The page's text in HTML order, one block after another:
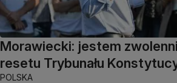
Morawiecki: jestem
resetu Trybunału
POLSKA